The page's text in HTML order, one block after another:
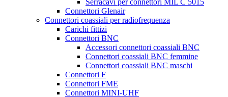
Serracavi per connettori MIL C 5015
Connettori Glenair
Connettori coassiali per radiofrequenza
Carichi fittizi
Connettori BNC
Accessori connettori coassiali BNC
Connettori coassiali BNC femmine
Connettori coassiali BNC maschi
Connettori F
Connettori FME
Connettori MINI-UHF